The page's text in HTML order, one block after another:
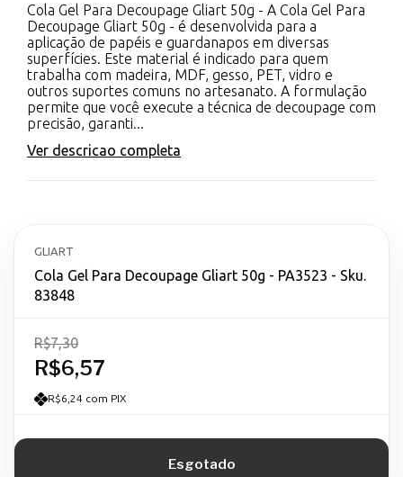
Cola Gel Para Decoupage Gliart 50g - A Cola Gel Para
Decoupage Gliart 50g - é desenvolvida para a
aplicação de papéis e guardanapos em diversas
superfícies. Este material é indicado para quem
trabalha com madeira, MDF, gesso, PET, vidro e
outros suportes comuns no artesanato. A formulação
permite que você execute a técnica de decoupage com
precisão, garanti...
Ver descricao completa
GLIART
Cola Gel Para Decoupage Gliart 50g - PA3523 - Sku.
83848
R$6,57
R$7,30
R$6,24 com PIX